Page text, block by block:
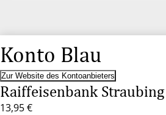
Konto Blau
Zur Website des Kontoanbieters
Raiffeisenbank Straubing
13,95 €